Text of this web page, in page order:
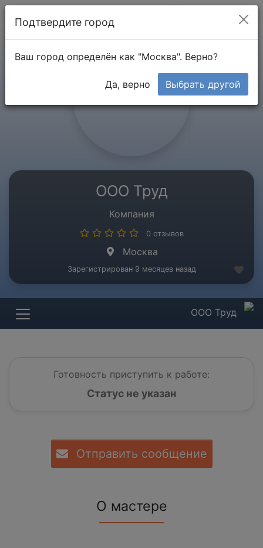
ООО Труд
Компания
0 отзывов
Москва
Зарегистрирован 9 месяцев назад
ООО Труд
Готовность приступить к работе:
Статус не указан
Отправить сообщение
О мастере
Подтвердите город
Ваш город определён как "Москва". Верно?
Да, верно Выбрать другой